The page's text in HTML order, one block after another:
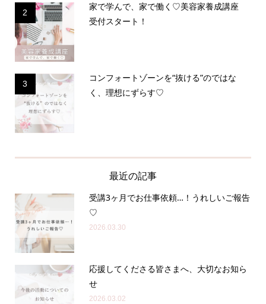
2
家で学んで、家で働く♡美容家養成講座
受付スタート！
3
コンフォートゾーンを“抜ける”のではな
く、理想にずらす♡
最近の記事
受講3ヶ月でお仕事依頼…！うれしいご報告
♡
2026.03.30
応援してくださる皆さまへ、大切なお知ら
せ
2026.03.02